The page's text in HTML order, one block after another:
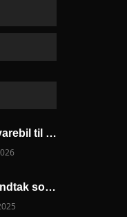
Fra rotete varebil til rullende kjøkken på budsjett
Kjøkkenhåndtak som forvandler hele kjøkkenet ditt